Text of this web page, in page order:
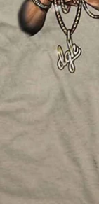
POLO
DIVERS